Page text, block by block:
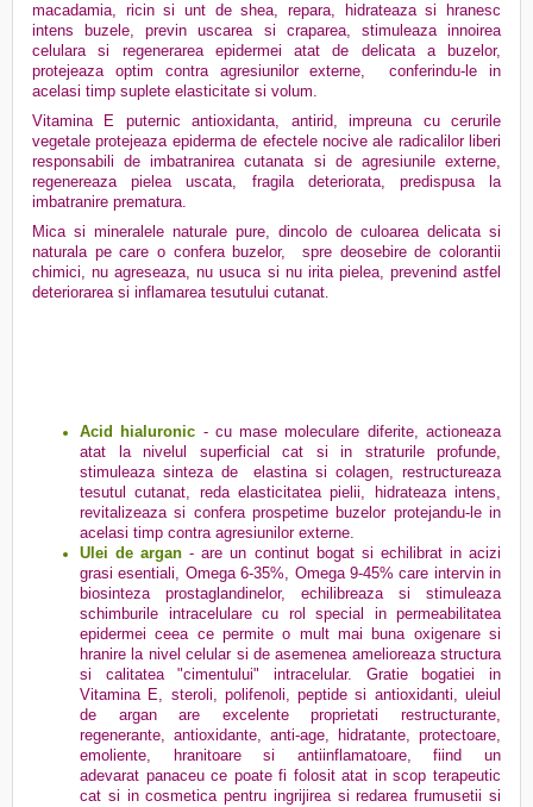
macadamia, ricin si unt de shea, repara, hidrateaza si hranesc
intens buzele, previn uscarea si craparea, stimuleaza innoirea
celulara si regenerarea epidermei atat de delicata a buzelor,
protejeaza optim contra agresiunilor externe, conferindu-le in
acelasi timp suplete elasticitate si volum.
Vitamina E puternic antioxidanta, antirid, impreuna cu cerurile
vegetale protejeaza epiderma de efectele nocive ale radicalilor liberi
responsabili de imbatranirea cutanata si de agresiunile externe,
regenereaza pielea uscata, fragila deteriorata, predispusa la
imbatranire prematura.
Mica si mineralele naturale pure, dincolo de culoarea delicata si
naturala pe care o confera buzelor, spre deosebire de colorantii
chimici, nu agreseaza, nu usuca si nu irita pielea, prevenind astfel
deteriorarea si inflamarea tesutului cutanat.
Acid hialuronic - cu mase moleculare diferite, actioneaza
atat la nivelul superficial cat si in straturile profunde,
stimuleaza sinteza de elastina si colagen, restructureaza
tesutul cutanat, reda elasticitatea pielii, hidrateaza intens,
revitalizeaza si confera prospetime buzelor protejandu-le in
acelasi timp contra agresiunilor externe.
Ulei de argan -are un continut bogat si echilibrat in acizi
grasi esentiali, Omega 6-35%, Omega 9-45% care intervin in
biosinteza prostaglandinelor, echilibreaza si stimuleaza
schimburile intracelulare cu rol special in permeabilitatea
epidermei ceea ce permite o mult mai buna oxigenare si
hranire la nivel celular si de asemenea amelioreaza structura
si calitatea "cimentului" intracelular. Gratie bogatiei in
Vitamina E, steroli, polifenoli, peptide si antioxidanti, uleiul
de argan are excelente proprietati restructurante,
regenerante, antioxidante, anti-age, hidratante, protectoare,
emoliente, hranitoare si antiinflamatoare, fiind un
adevarat panaceu ce poate fi folosit atat in scop terapeutic
cat si in cosmetica pentru ingrijirea si redarea frumusetii si